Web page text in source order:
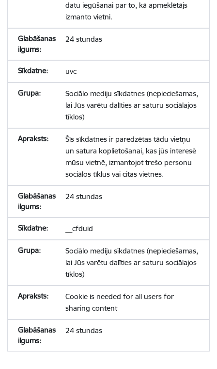
datu iegūšanai par to, kā apmeklētājs
izmanto vietni.
24 stundas
uvc
Sociālo mediju sīkdatnes (nepieciešamas,
lai Jūs varētu dalīties ar saturu sociālajos
tīklos)
Šīs sīkdatnes ir paredzētas tādu vietņu
un satura koplietošanai, kas jūs interesē
mūsu vietnē, izmantojot trešo personu
sociālos tīklus vai citas vietnes.
24 stundas
__cfduid
Sociālo mediju sīkdatnes (nepieciešamas,
lai Jūs varētu dalīties ar saturu sociālajos
tīklos)
Cookie is needed for all users for
sharing content
24 stundas